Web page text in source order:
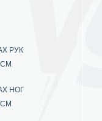
РУК
НОГ